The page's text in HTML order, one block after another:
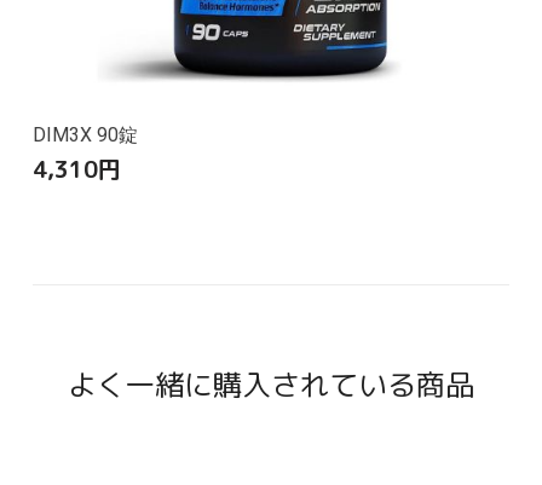
DIM3X 90錠
4,310円
よく一緒に購入されている商品